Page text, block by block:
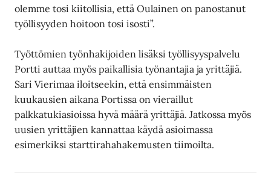
olemme tosi kiitollisia, että Oulainen on panostanut
työllisyyden hoitoon tosi isosti”.
Työttömien työnhakijoiden lisäksi työllisyyspalvelu
Portti auttaa myös paikallisia työnantajia ja yrittäjiä.
Sari Vierimaa iloitseekin, että ensimmäisten
kuukausien aikana Portissa on vieraillut
palkkatukiasioissa hyvä määrä yrittäjiä. Jatkossa myös
uusien yrittäjien kannattaa käydä asioimassa
esimerkiksi starttirahahakemusten tiimoilta.